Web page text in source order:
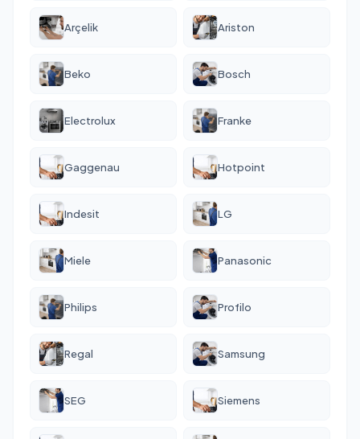
Arçelik Ariston
Beko Bosch
Electrolux Franke
Gaggenau Hotpoint
Indesit LG
Miele Panasonic
Philips Profilo
Regal Samsung
SEG Siemens